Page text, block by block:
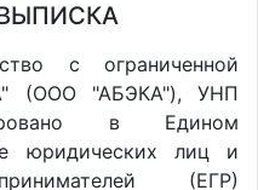
с ограниченной
(ООО "АБЭКА"), УНП
в Едином
юридических лиц и
(ЕГР)